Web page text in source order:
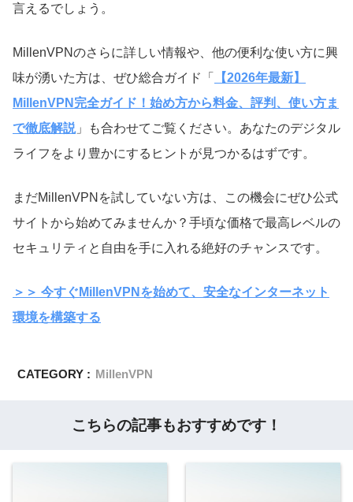
言えるでしょう。
MillenVPNのさらに詳しい情報や、他の便利な使い方に興
味が湧いた方は、ぜひ総合ガイド「
【2026年最新】
MillenVPN完全ガイド！始め方から料金、評判、使い方ま
で徹底解説 」も合わせてご覧ください。あなたのデジタル
ライフをより豊かにするヒントが見つかるはずです。
まだMillenVPNを試していない方は、この機会にぜひ公式
サイトから始めてみませんか？手頃な価格で最高レベルの
セキュリティと自由を手に入れる絶好のチャンスです。
＞＞ 今すぐMillenVPNを始めて、安全なインターネット
環境を構築する
CATEGORY : MillenVPN
こちらの記事もおすすめです！